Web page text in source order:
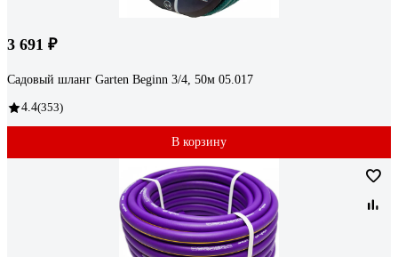
3 691 ₽
Садовый шланг Garten Beginn 3/4, 50м 05.017
4.4(353)
В корзину